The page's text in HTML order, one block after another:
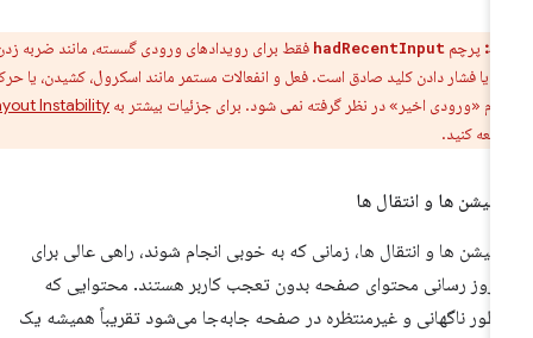
پرچمhadRecentInputفقط برای رویدادهای ورودی گسسته، مانند ضربه زدن،
یا فشار دادن کلید صادق است. فعل و انفعالات مستمر مانند اسکرول، کشیدن، یا حرکات
«ورودی اخیر» در نظر گرفته نمی شود. برای جزئیات بیشتر بهLayout Instability
کنید.
ها و انتقال ها
ها و انتقال ها، زمانی که به خوبی انجام شوند، راهی عالی برای
روز رسانی محتوای صفحه بدون تعجب کاربر هستند. محتوایی که
ناگهانی و غیرمنتظره در صفحه جابه‌جا می‌شود تقریباً همیشه یک